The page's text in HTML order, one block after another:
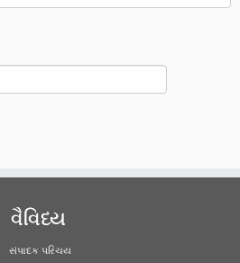
વૈવિધ્ય
સંપાદક પરિચય